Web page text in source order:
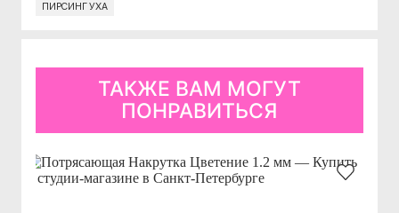
ПИРСИНГ УХА
ТАКЖЕ ВАМ МОГУТ
ПОНРАВИТЬСЯ